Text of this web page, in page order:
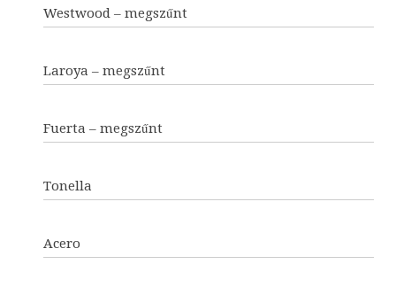
Westwood – megszűnt
Laroya – megszűnt
Fuerta – megszűnt
Tonella
Acero